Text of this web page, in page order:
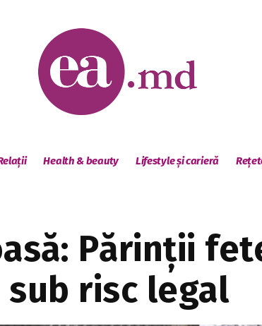
Health & beauty Lifestyle și carieră
Părinții
risc legal